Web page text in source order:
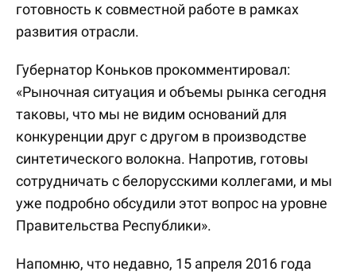
готовность к совместной работе в рамках
развития отрасли.
Губернатор Коньков прокомментировал:
«Рыночная ситуация и объемы рынка сегодня
таковы, что мы не видим оснований для
конкуренции друг с другом в производстве
синтетического волокна. Напротив, готовы
сотрудничать с белорусскими коллегами, и мы
уже подробно обсудили этот вопрос на уровне
Правительства Республики».
Напомню, что недавно, 15 апреля 2016 года